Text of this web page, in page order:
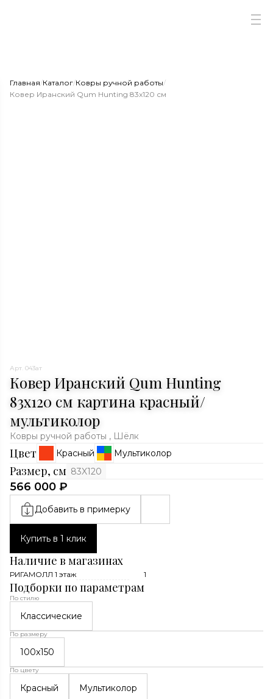
Главная/Каталог/Ковры ручной работы/
Ковер Иранский Qum Hunting 83x120 см
Арт. 043ат
Ковер Иранский Qum Hunting
83x120 см картина красный/
мультиколор
Ковры ручной работы , Шёлк
Цвет Красный Мультиколор
Размер, см 83X120
566 000 ₽
Добавить в примерку
Купить в 1 клик
Наличие в магазинах
РИГАМОЛЛ 1 этаж 1
Подборки по параметрам
По стилю
Классические
По размеру
100x150
По цвету
Красный Мультиколор